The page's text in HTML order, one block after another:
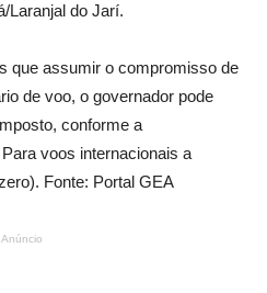
Laranjal do Jarí.
que assumir o compromisso de
de voo, o governador pode
conforme a
voos internacionais a
Fonte: Portal GEA
Anúncio